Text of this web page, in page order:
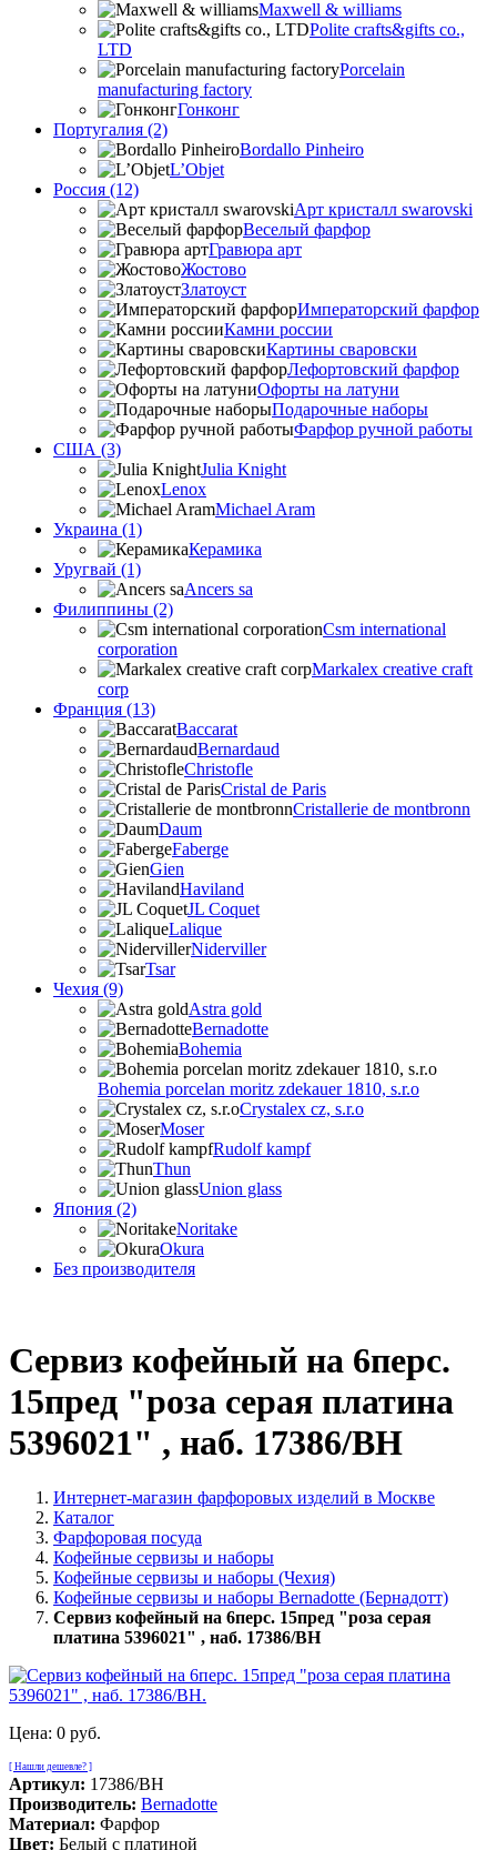
Maxwell & williams
Polite crafts&gifts co.,
LTD
Porcelain
manufacturing factory
Гонконг
Португалия (2)
Bordallo Pinheiro
L’Objet
Россия (12)
Арт кристалл swarovski
Веселый фарфор
Гравюра арт
Жостово
Златоуст
Императорский фарфор
Камни россии
Картины сваровски
Лефортовский фарфор
Офорты на латуни
Подарочные наборы
Фарфор ручной работы
США (3)
Julia Knight
Lenox
Michael Aram
Украина (1)
Керамика
Уругвай (1)
Ancers sa
Филиппины (2)
Csm international
corporation
Markalex creative craft
corp
Франция (13)
Baccarat
Bernardaud
Christofle
Cristal de Paris
Cristallerie de montbronn
Daum
Faberge
Gien
Haviland
JL Coquet
Lalique
Niderviller
Tsar
Чехия (9)
Astra gold
Bernadotte
Bohemia
Bohemia porcelan moritz zdekauer 1810, s.r.o
Crystalex cz, s.r.o
Moser
Rudolf kampf
Thun
Union glass
Япония (2)
Noritake
Okura
Без производителя
Сервиз кофейный на 6перс.
15пред "роза серая платина
5396021" , наб. 17386/BH
Интернет-магазин фарфоровых изделий в Москве
Каталог
Фарфоровая посуда
Кофейные сервизы и наборы
Кофейные сервизы и наборы (Чехия)
Кофейные сервизы и наборы Bernadotte (Бернадотт)
Сервиз кофейный на 6перс. 15пред "роза серая
платина 5396021" , наб. 17386/BH
Цена: 0 руб.
[ Нашли дешевле? ]
Артикул: 17386/BH
Производитель: Bernadotte
Материал: Фарфор
Цвет: Белый с платиной